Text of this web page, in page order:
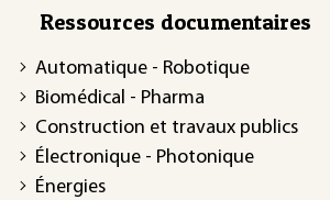
Ressources documentaires
Automatique - Robotique
Biomédical - Pharma
Construction et travaux publics
Électronique - Photonique
Énergies